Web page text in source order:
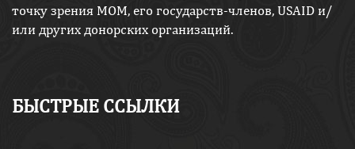
точку зрения МОМ, его государств-членов, USAID и/
или других донорских организаций.
БЫСТРЫЕ ССЫЛКИ